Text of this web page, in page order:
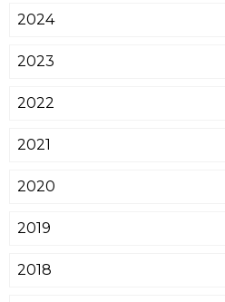
2024
2023
2022
2021
2020
2019
2018